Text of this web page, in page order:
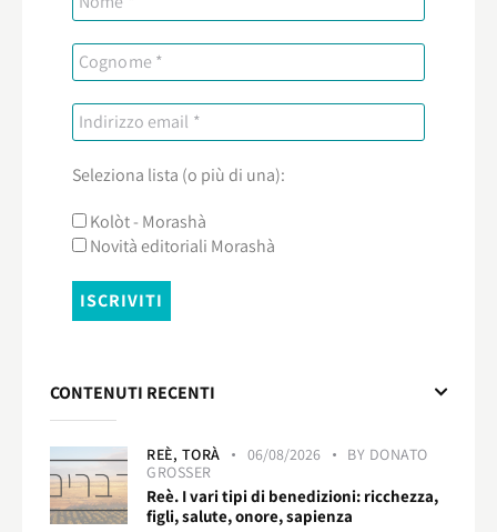
Seleziona lista (o più di una):
Kolòt - Morashà
Novità editoriali Morashà
CONTENUTI RECENTI
REÈ, TORÀ 06/08/2026 BY DONATO
GROSSER
Reè. I vari tipi di benedizioni: ricchezza,
figli, salute, onore, sapienza